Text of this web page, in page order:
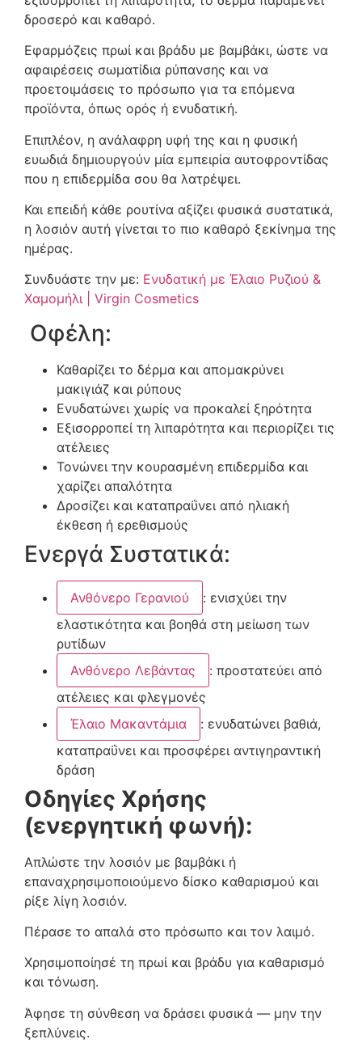
δροσερό και καθαρό.
Εφαρμόζεις πρωί και βράδυ με βαμβάκι, ώστε να
αφαιρέσεις σωματίδια ρύπανσης και να
προετοιμάσεις το πρόσωπο για τα επόμενα
προϊόντα, όπως ορός ή ενυδατική.
Επιπλέον, η ανάλαφρη υφή της και η φυσική
ευωδιά δημιουργούν μία εμπειρία αυτοφροντίδας
που η επιδερμίδα σου θα λατρέψει.
Και επειδή κάθε ρουτίνα αξίζει φυσικά συστατικά,
η λοσιόν αυτή γίνεται το πιο καθαρό ξεκίνημα της
ημέρας.
Συνδυάστε την με: Ενυδατική με Έλαιο Ρυζιού &
Χαμομήλι | Virgin Cosmetics
Οφέλη:
Καθαρίζει το δέρμα και απομακρύνει
μακιγιάζ και ρύπους
Ενυδατώνει χωρίς να προκαλεί ξηρότητα
Εξισορροπεί τη λιπαρότητα και περιορίζει τις
ατέλειες
Τονώνει την κουρασμένη επιδερμίδα και
χαρίζει απαλότητα
Δροσίζει και καταπραΰνει από ηλιακή
έκθεση ή ερεθισμούς
Ενεργά Συστατικά:
Ανθόνερο Γερανιού
: ενισχύει την
ελαστικότητα και βοηθά στη μείωση των
ρυτίδων
Ανθόνερο Λεβάντας
: προστατεύει από
ατέλειες και φλεγμονές
Έλαιο Μακαντάμια
: ενυδατώνει βαθιά,
καταπραΰνει και προσφέρει αντιγηραντική
δράση
Οδηγίες Χρήσης
(ενεργητική φωνή):
Απλώστε την λοσιόν με βαμβάκι ή
επαναχρησιμοποιούμενο δίσκο καθαρισμού και
ρίξε λίγη λοσιόν.
Πέρασε το απαλά στο πρόσωπο και τον λαιμό.
Χρησιμοποίησέ τη πρωί και βράδυ για καθαρισμό
και τόνωση.
Άφησε τη σύνθεση να δράσει φυσικά — μην την
ξεπλύνεις.